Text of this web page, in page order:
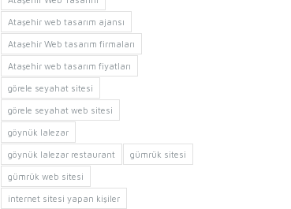
Ataşehir web tasarım ajansı
Ataşehir Web tasarım firmaları
Ataşehir web tasarım fiyatları
görele seyahat sitesi
görele seyahat web sitesi
göynük lalezar
göynük lalezar restaurant gümrük sitesi
gümrük web sitesi
internet sitesi yapan kişiler